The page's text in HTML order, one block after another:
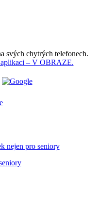
svých chytrých telefonech.
– V OBRAZE.
nejen pro seniory